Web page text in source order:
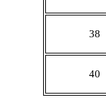
38
40